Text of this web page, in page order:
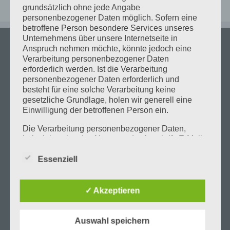
ÖFFNUNGSZEITEN
Dienstag 18:00 bis 20:00
Mittwoch 18:00 bis 20:00
Donnerstag 18:00 bis 20:00
072160906012 kann sich erkundigt werden, wie voll
grundsätzlich ohne jede Angabe
personenbezogener Daten möglich. Sofern eine
betroffene Person besondere Services unseres
Unternehmens über unsere Internetseite in
Anspruch nehmen möchte, könnte jedoch eine
Verarbeitung personenbezogener Daten
erforderlich werden. Ist die Verarbeitung
personenbezogener Daten erforderlich und
besteht für eine solche Verarbeitung keine
gesetzliche Grundlage, holen wir generell eine
Einwilligung der betroffenen Person ein.
Die Verarbeitung personenbezogener Daten,
beispielsweise des Namens, der Anschrift, E-Mail-
Person, erfolgt stets im Einklang mit der
Übereinstimmung mit den für uns geltenden
landesspezifischen Datenschutzbestimmungen.
Mittels dieser Datenschutzerklärung möchte unser
und Zweck der von uns erhobenen, genutzten und
Essenziell
✓ Akzeptieren
Auswahl speichern